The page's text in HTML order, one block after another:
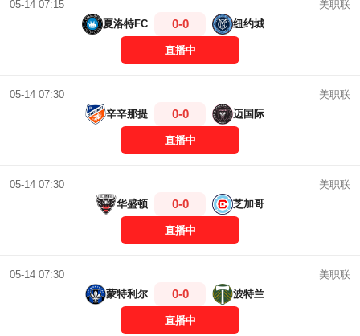
05-14 07:15
美职联
夏洛特FC
0-0 纽约城
直播中
05-14 07:30
美职联
辛辛那提
0-0 迈国际
直播中
05-14 07:30
美职联
华盛顿
0-0 芝加哥
直播中
05-14 07:30
美职联
蒙特利尔
0-0 波特兰
直播中